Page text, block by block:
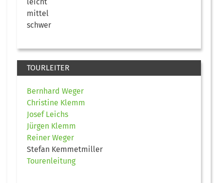
mittel
schwer
TOURLEITER
Bernhard Weger
Christine Klemm
Josef Leichs
Jürgen Klemm
Reiner Weger
Stefan Kemmetmiller
Tourenleitung